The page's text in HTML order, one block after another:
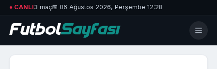
● CANLI3 maç📅 06 Ağustos 2026, Perşembe 12:28